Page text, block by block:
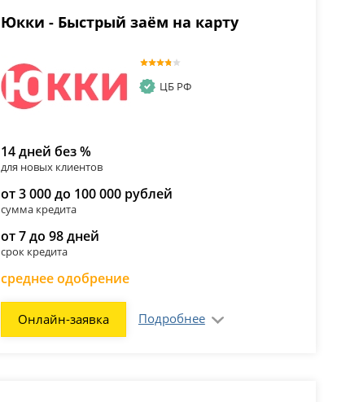
Юкки - Быстрый заём на карту
ЦБ РФ
14 дней без %
для новых клиентов
от 3 000 до 100 000 рублей
сумма кредита
от 7 до 98 дней
срок кредита
среднее одобрение
Онлайн-заявка Подробнее